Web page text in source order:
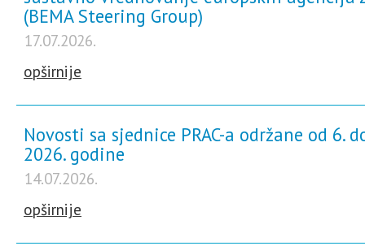
(BEMA Steering Group)
17.07.2026.
opširnije
Novosti sa sjednice PRAC-a održane od 6.
2026. godine
14.07.2026.
opširnije